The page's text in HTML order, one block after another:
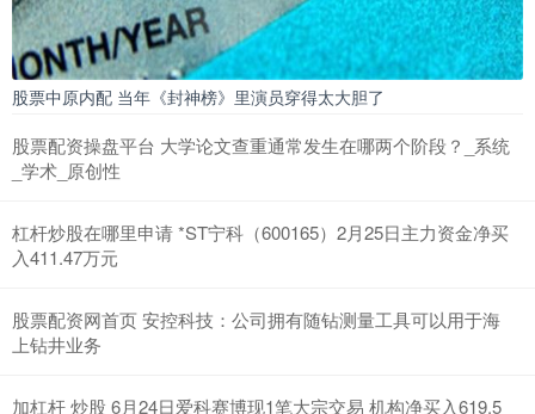
股票中原内配 当年《封神榜》里演员穿得太大胆了
股票配资操盘平台 大学论文查重通常发生在哪两个阶段？_系统
_学术_原创性
杠杆炒股在哪里申请 *ST宁科（600165）2月25日主力资金净买
入411.47万元
股票配资网首页 安控科技：公司拥有随钻测量工具可以用于海
上钻井业务
加杠杆 炒股 6月24日爱科赛博现1笔大宗交易 机构净买入619.5